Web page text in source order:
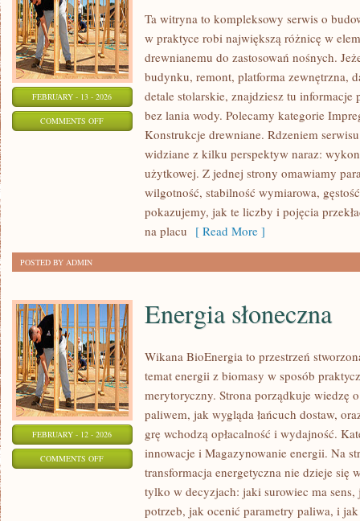
FEBRUARY - 13 - 2026
COMMENTS OFFON
INSTRUKCJE
Ta witryna to kompleksowy serwis o
w praktyce robi największą różnicę w
drewnianemu do zastosowań nośnych.
budynku, remont, platforma zewnętrzna,
detale stolarskie, znajdziesz tu informacje
bez lania wody. Polecamy kategorie
Konstrukcje drewniane. Rdzeniem
widziane z kilku perspektyw naraz:
użytkowej. Z jednej strony omawiamy
wilgotność, stabilność wymiarowa,
pokazujemy, jak te liczby i pojęcia
na placu [ Read More ]
POSTED BY ADMIN
FEBRUARY - 12 - 2026
COMMENTS OFFON
SŁONECZNA
Energia słoneczna
Wikana BioEnergia to przestrzeń
temat energii z biomasy w sposób
merytoryczny. Strona porządkuje wiedzę
paliwem, jak wygląda łańcuch dostaw,
grę wchodzą opłacalność i wydajność.
innowacje i Magazynowanie energii. Na
transformacja energetyczna nie dzieje się
tylko w decyzjach: jaki surowiec ma sens,
potrzeb, jak ocenić parametry paliwa, i